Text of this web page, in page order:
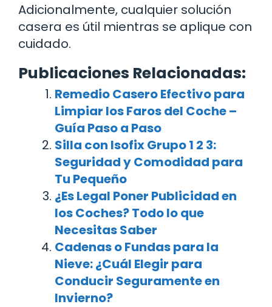
Adicionalmente, cualquier solución
casera es útil mientras se aplique con
cuidado.
Publicaciones Relacionadas:
Remedio Casero Efectivo para
Limpiar los Faros del Coche –
Guía Paso a Paso
Silla con Isofix Grupo 1 2 3:
Seguridad y Comodidad para
Tu Pequeño
¿Es Legal Poner Publicidad en
los Coches? Todo lo que
Necesitas Saber
Cadenas o Fundas para la
Nieve: ¿Cuál Elegir para
Conducir Seguramente en
Invierno?